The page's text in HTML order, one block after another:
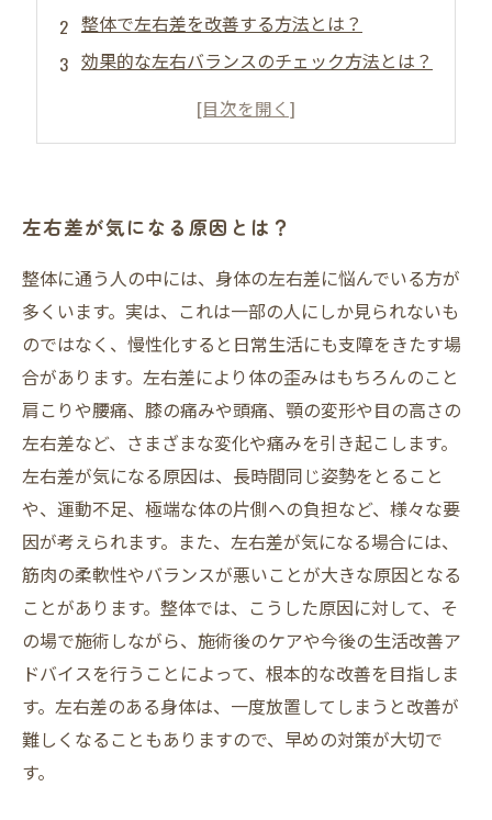
整体で左右差を改善する方法とは？
効果的な左右バランスのチェック方法とは？
定期的な整体で左右差を予防する方法とは？
左右差が気になる原因とは？
整体に通う人の中には、身体の左右差に悩んでいる方が
多くいます。実は、これは一部の人にしか見られないも
のではなく、慢性化すると日常生活にも支障をきたす場
合があります。左右差により体の歪みはもちろんのこと
肩こりや腰痛、膝の痛みや頭痛、顎の変形や目の高さの
左右差など、さまざまな変化や痛みを引き起こします。
左右差が気になる原因は、長時間同じ姿勢をとること
や、運動不足、極端な体の片側への負担など、様々な要
因が考えられます。また、左右差が気になる場合には、
筋肉の柔軟性やバランスが悪いことが大きな原因となる
ことがあります。整体では、こうした原因に対して、そ
の場で施術しながら、施術後のケアや今後の生活改善ア
ドバイスを行うことによって、根本的な改善を目指しま
す。左右差のある身体は、一度放置してしまうと改善が
難しくなることもありますので、早めの対策が大切で
す。